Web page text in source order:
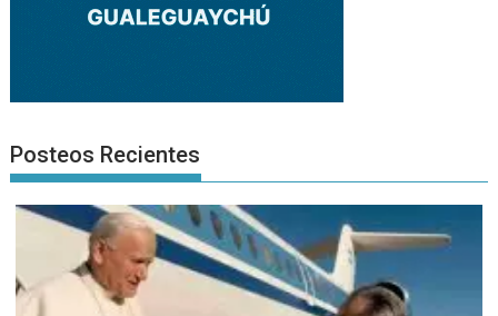
Posteos Recientes